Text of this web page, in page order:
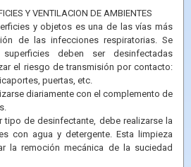
Y VENTILACION DE AMBIENTES
y objetos es una de las vías más
de las infecciones respiratorias. Se
deben ser desinfectadas
el riesgo de transmisión por contacto:
puertas, etc.
diariamente con el complemento de
tipo de desinfectante, debe realizarse la
con agua y detergente. Esta limpieza
la remoción mecánica de la suciedad